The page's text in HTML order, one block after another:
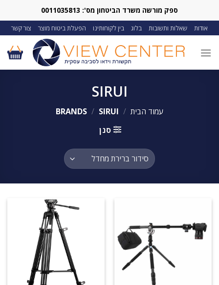
content
ספק מורשה משרד הביטחון מס': 0011035813
אודות שאלות ותשובות בלוג בין לקוחותינו הפעלת ביטוח מוצר צור קשר
SIRUI
עמוד הבית /
/ SIRUI
סנן